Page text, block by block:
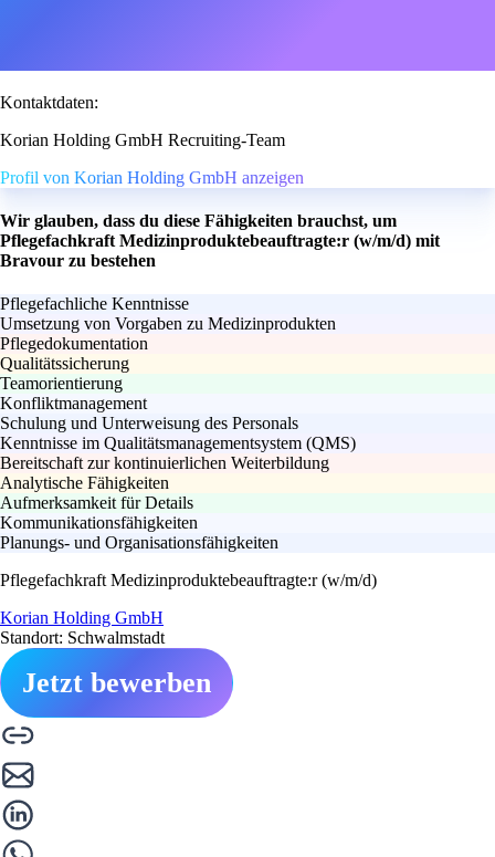
Kontaktdaten:
Korian Holding GmbH Recruiting-Team
Profil von Korian Holding GmbH anzeigen
Wir glauben, dass du diese Fähigkeiten brauchst, um
Pflegefachkraft Medizinproduktebeauftragte:r (w/m/d) mit
Bravour zu bestehen
Pflegefachliche Kenntnisse
Umsetzung von Vorgaben zu Medizinprodukten
Pflegedokumentation
Qualitätssicherung
Teamorientierung
Konfliktmanagement
Schulung und Unterweisung des Personals
Kenntnisse im Qualitätsmanagementsystem (QMS)
Bereitschaft zur kontinuierlichen Weiterbildung
Analytische Fähigkeiten
Aufmerksamkeit für Details
Kommunikationsfähigkeiten
Planungs- und Organisationsfähigkeiten
Pflegefachkraft Medizinproduktebeauftragte:r (w/m/d)
Korian Holding GmbH
Standort: Schwalmstadt
Jetzt bewerben